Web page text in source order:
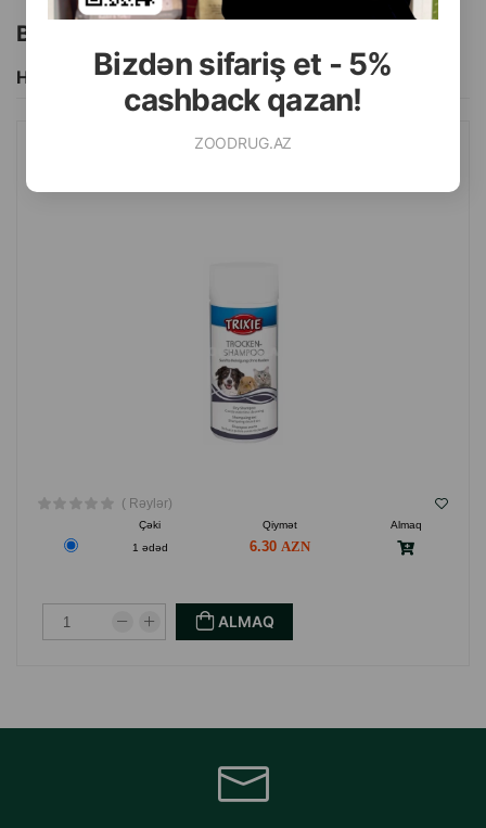
Bizdən sifariş et - 5%
cashback qazan!
ZOODRUG.AZ
Bu brendin başqa məhsulları
Hamısını Gör
( Rəylər)
Çəki Qiymət
Almaq
1 ədəd
6.30
ALMAQ